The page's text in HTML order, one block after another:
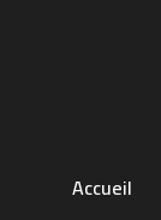
Accueil